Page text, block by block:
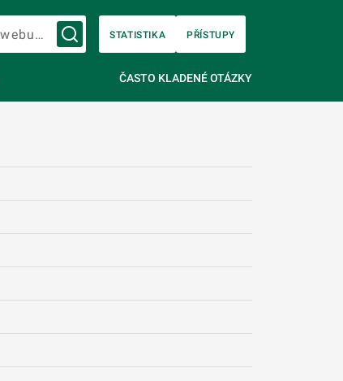
Vyhledávání na webu…
STATISTIKA PŘÍSTUPY
ČASTO KLADENÉ OTÁZKY